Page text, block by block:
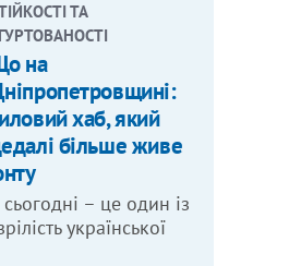
ТА
на
хаб, який
більше живе
– це один із
української